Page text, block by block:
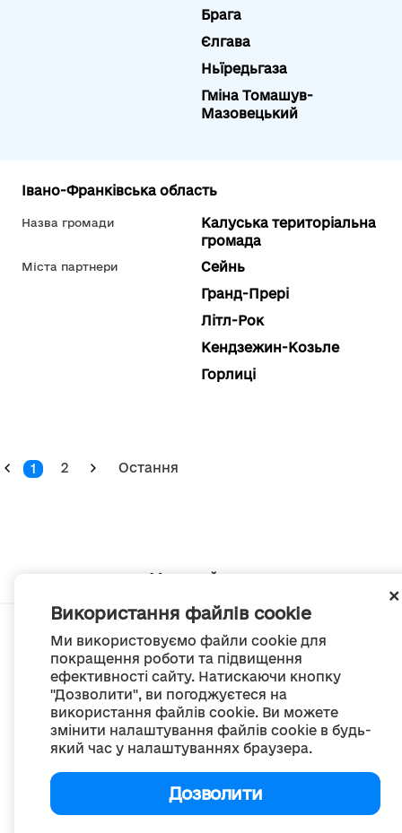
Використання файлів cookie
Ми використовуємо файли cookie для
покращення роботи та підвищення
ефективності сайту. Натискаючи кнопку
"Дозволити", ви погоджуєтеся на
використання файлів cookie. Ви можете
змінити налаштування файлів cookie в будь-
який час у налаштуваннях браузера.
Дозволити
Брага
Єлгава
Ньїредьгаза
Гміна Томашув-
Мазовецький
Івано-Франківська область
Назва громади
Калуська територіальна
громада
Міста партнери
Сейнь
Гранд-Прері
Літл-Рок
Кендзежин-Козьле
Горлиці
1 2 Остання
Мапа сайту
© Портал «Децентралізація», 2022
Проект був створений 2014 року для комунікації реформи місцевого
самоврядування
та територіальної організації влади в Україні.
Створення та наповнення - ГО «Портал «Децентралізація»
Creative Commons Attribution 4.0 International license,
якщо не зазначено інше